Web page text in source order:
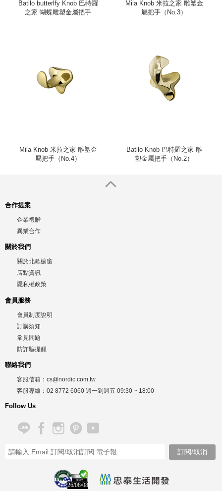
Batllo butterlfy Knob 巴特羅
之家 蝴蝶雕塑金屬把手
Mila Knob 米拉之家 雕塑金
屬把手（No.3）
Mila Knob 米拉之家 雕塑金
屬把手（No.4）
Batllo Knob 巴特羅之家 雕
塑金屬把手（No.2）
合作提案
企業禮贈
異業合作
關於我們
關於北歐櫥窗
店點資訊
隱私權政策
會員服務
會員制度說明
訂購須知
常見問題
防詐騙提醒
聯絡我們
客服信箱： cs@nordic.com.tw
客服專線： 02 8772 6060 週一到週五 09:30 ~ 18:00
Follow Us
26/08/08